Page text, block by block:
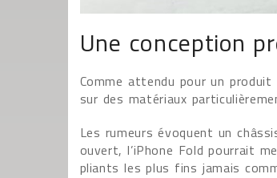
Une conception
Comme attendu pour un
sur des matériaux
Les rumeurs évoquent un
ouvert, l’iPhone Fold pourrait
pliants les plus fins jamais